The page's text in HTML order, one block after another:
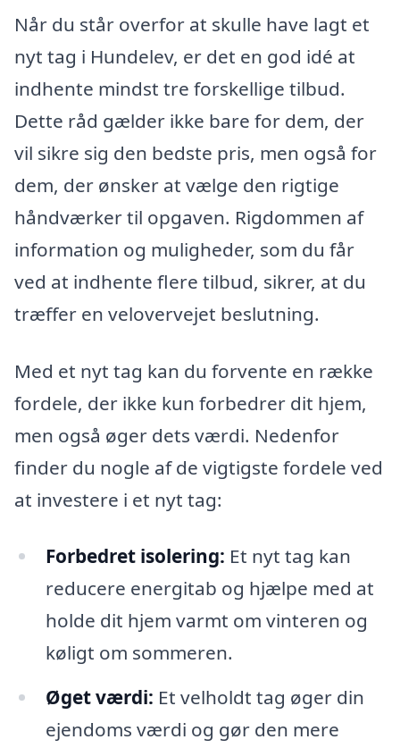
Når du står overfor at skulle have lagt et
nyt tag i Hundelev, er det en god idé at
indhente mindst tre forskellige tilbud.
Dette råd gælder ikke bare for dem, der
vil sikre sig den bedste pris, men også for
dem, der ønsker at vælge den rigtige
håndværker til opgaven. Rigdommen af
information og muligheder, som du får
ved at indhente flere tilbud, sikrer, at du
træffer en velovervejet beslutning.
Med et nyt tag kan du forvente en række
fordele, der ikke kun forbedrer dit hjem,
men også øger dets værdi. Nedenfor
finder du nogle af de vigtigste fordele ved
at investere i et nyt tag:
Forbedret isolering: Et nyt tag kan
reducere energitab og hjælpe med at
holde dit hjem varmt om vinteren og
køligt om sommeren.
Øget værdi: Et velholdt tag øger din
ejendoms værdi og gør den mere